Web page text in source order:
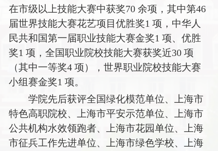
在市级以上技能大赛中获奖70 余项，其中第46
届世界技能大赛花艺项目优胜奖1 项，中华人
民共和国第一届职业技能大赛金奖1 项、优胜
奖1 项，全国职业院校技能大赛获奖近30 项
（其中一等奖4 项），世界职业院校技能大赛
小组赛金奖1 项。
学院先后获评全国绿化模范单位、上海市
特色高职院校、上海市平安示范单位、上海市
公共机构水效领跑者、上海市花园单位、上海
市征兵工作先进单位、上海市绿色学校、上海